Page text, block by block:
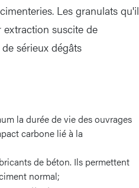
Les granulats qu'il
suscite de
sérieux dégâts
la durée de vie des ouvrages
carbone lié à la
de béton. Ils permettent
normal;